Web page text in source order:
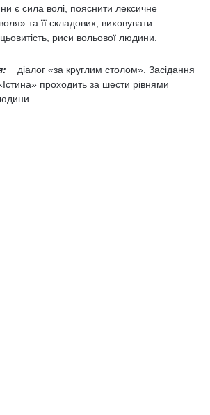
є сила волі, пояснити лексичне
та її складових, виховувати
риси вольової людини.
діалог «за круглим столом». Засідання
проходить за шести рівнями
.